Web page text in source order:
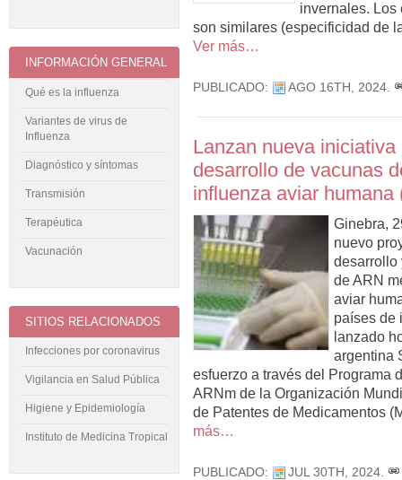
invernales. Los
son similares (especificidad de
Ver más…
PUBLICADO: AGO 16TH, 2024.
Lanzan nueva
desarrollo de vacunas
influenza aviar humana
Ginebra,
nuevo
desarrollo
de ARN
aviar
países de
lanzado
argentina
esfuerzo a través del Programa
ARNm de la Organización
de Patentes de Medicamentos
más…
PUBLICADO: JUL 30TH, 2024.
INFORMACIÓN GENERAL
Qué es la influenza
Variantes de virus de
Influenza
Diagnóstico y síntomas
Transmisión
Terapéutica
Vacunación
SITIOS RELACIONADOS
Infecciones por coronavirus
Vigilancia en Salud Pública
Higiene y Epidemiología
Instituto de Medicina Tropical